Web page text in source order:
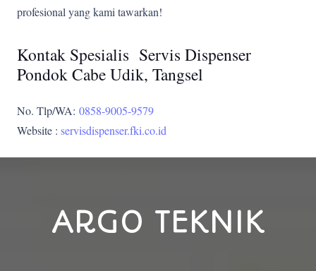
profesional yang kami tawarkan!
Kontak Spesialis Servis Dispenser
Pondok Cabe Udik, Tangsel
No. Tlp/WA: 0858-9005-9579
Website : servisdispenser.fki.co.id
ARGO TEKNIK